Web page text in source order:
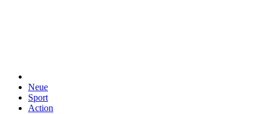
Neue
Sport
Action